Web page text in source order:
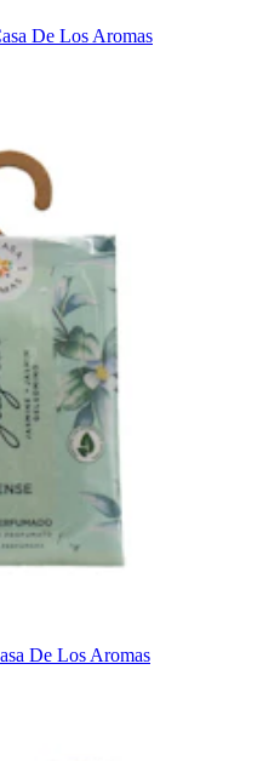
De Los Aromas
De Los Aromas